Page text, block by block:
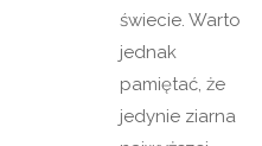
świecie. Warto
jednak
pamiętać, że
jedynie ziarna